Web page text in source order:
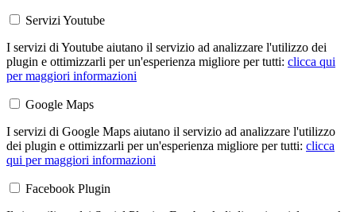
Servizi Youtube
I servizi di Youtube aiutano il servizio ad analizzare l'utilizzo dei
plugin e ottimizzarli per un'esperienza migliore per tutti: clicca qui
per maggiori informazioni
Google Maps
I servizi di Google Maps aiutano il servizio ad analizzare l'utilizzo
dei plugin e ottimizzarli per un'esperienza migliore per tutti: clicca
qui per maggiori informazioni
Facebook Plugin